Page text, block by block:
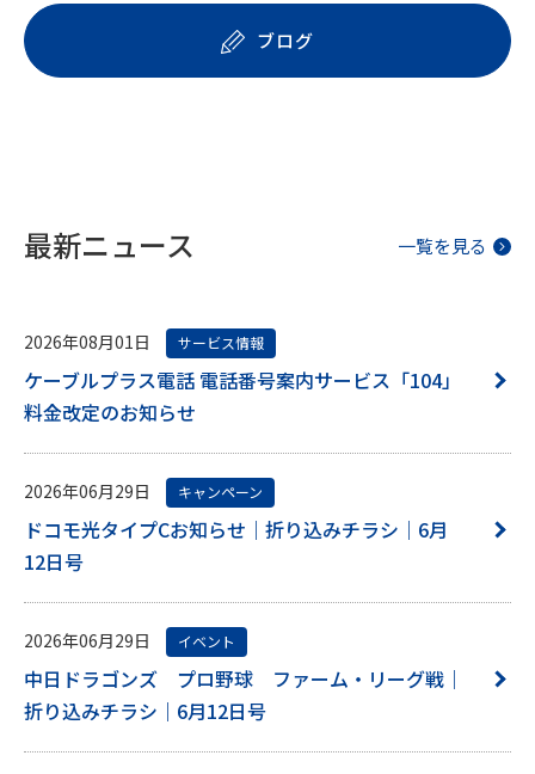
ブログ
最新ニュース 一覧を見る
2026年08月01日 サービス情報
ケーブルプラス電話 電話番号案内サービス「104」
料金改定のお知らせ
2026年06月29日 キャンペーン
ドコモ光タイプCお知らせ｜折り込みチラシ｜6月
12日号
2026年06月29日 イベント
中日ドラゴンズ プロ野球 ファーム・リーグ戦｜
折り込みチラシ｜6月12日号